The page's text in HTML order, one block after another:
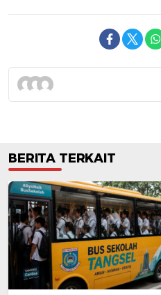
BERITA TERKAIT